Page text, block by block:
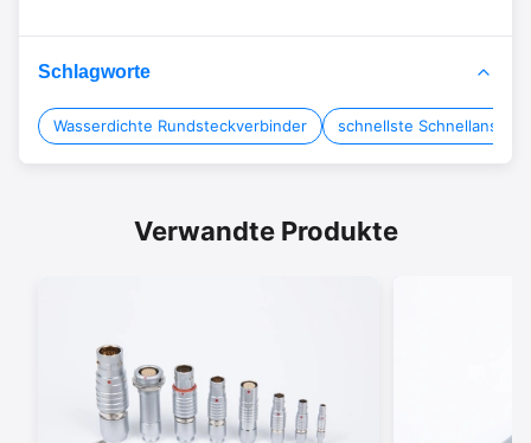
Schlagworte
Wasserdichte Rundsteckverbinder schnellste
Verwandte Produkte